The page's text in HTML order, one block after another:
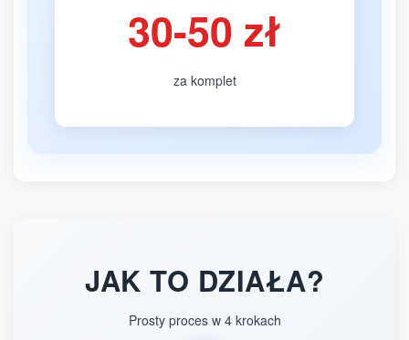
30-50 zł
za komplet
JAK TO DZIAŁA?
Prosty proces w 4 krokach